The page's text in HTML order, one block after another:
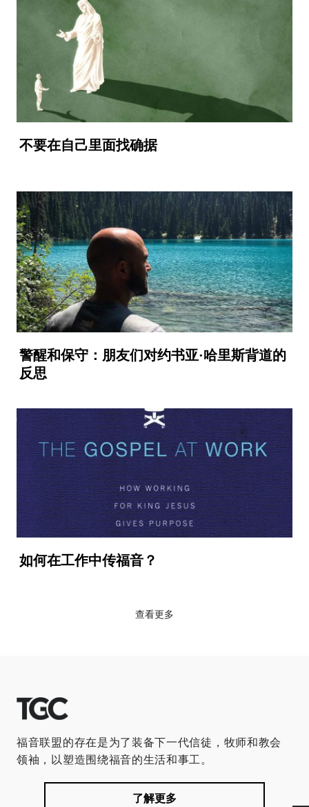
不要在自己里面找确据
警醒和保守：朋友们对约书亚·哈里斯背道的
反思
如何在工作中传福音？
查看更多
福音联盟的存在是为了装备下一代信徒，牧师和教会
领袖，以塑造围绕福音的生活和事工。
了解更多